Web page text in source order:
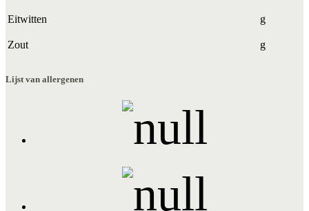
Eitwitten g
Zout g
Lijst van allergenen